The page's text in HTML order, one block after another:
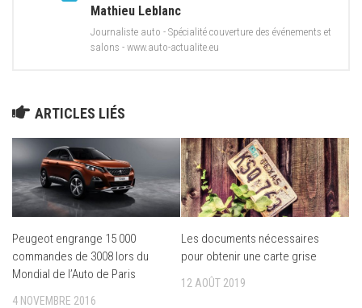
Mathieu Leblanc
Journaliste auto - Spécialité couverture des événements et
salons - www.auto-actualite.eu
ARTICLES LIÉS
Peugeot engrange 15 000
commandes de 3008 lors du
Mondial de l’Auto de Paris
4 NOVEMBRE 2016
Les documents nécessaires
pour obtenir une carte grise
12 AOÛT 2019